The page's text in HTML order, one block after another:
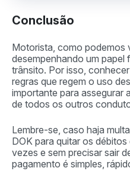
Conclusão
Motorista, como podemos
desempenhando um papel
trânsito. Por isso,
regras que regem o uso
importante para assegurar
de todos os outros
Lembre-se, caso haja
DOK para quitar os
vezes e sem precisar sair
pagamento é simples,